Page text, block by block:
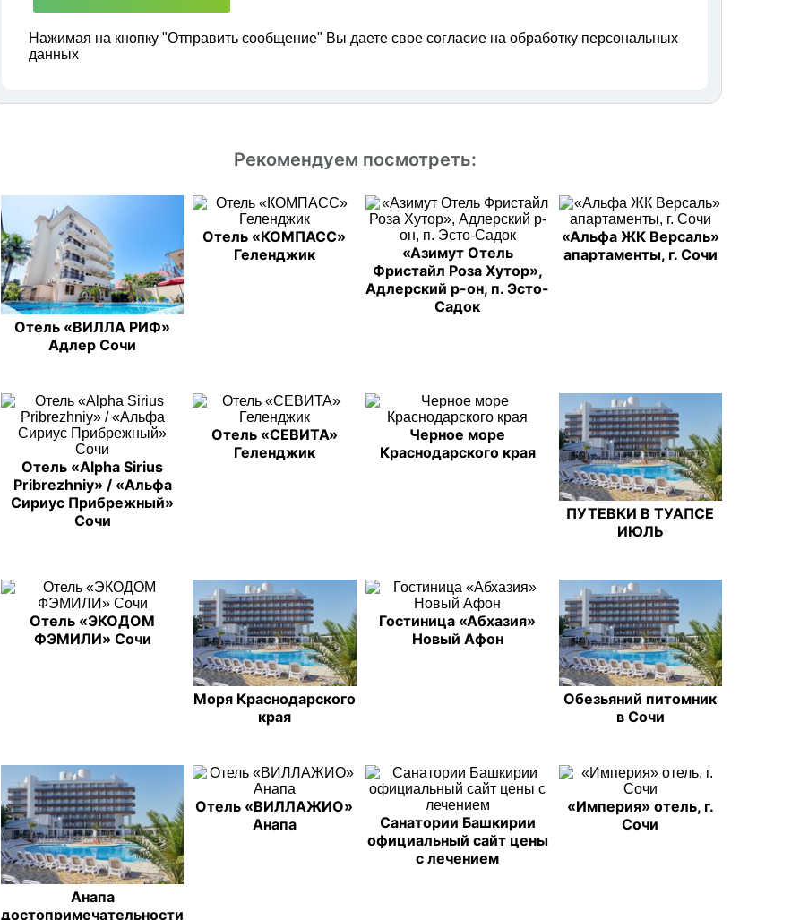
Нажимая на кнопку "Отправить сообщение" Вы даете свое согласие на обработку персональных
данных
Рекомендуем посмотреть:
Отель «ВИЛЛА РИФ»
Адлер Сочи
Отель «КОМПАСС»
Геленджик
«Азимут Отель
Фристайл Роза Хутор»,
Адлерский р-он, п. Эсто-
Садок
«Альфа ЖК Версаль»
апартаменты, г. Сочи
Отель «Alpha Sirius
Pribrezhniy» / «Альфа
Сириус Прибрежный»
Сочи
Отель «СЕВИТА»
Геленджик
Черное море
Краснодарского края
ПУТЕВКИ В ТУАПСЕ
ИЮЛЬ
Отель «ЭКОДОМ
ФЭМИЛИ» Сочи
Моря Краснодарского
края
Гостиница «Абхазия»
Новый Афон
Обезьяний питомник
в Сочи
Анапа
достопримечательности
Отель «ВИЛЛАЖИО»
Анапа
Санатории Башкирии
официальный сайт цены
с лечением
«Империя» отель, г.
Сочи